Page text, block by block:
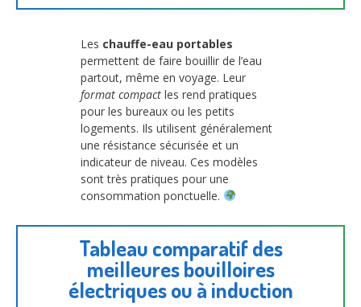
Les chauffe-eau portables
permettent de faire bouillir de l’eau
partout, même en voyage. Leur
format compact les rend pratiques
pour les bureaux ou les petits
logements. Ils utilisent généralement
une résistance sécurisée et un
indicateur de niveau. Ces modèles
sont très pratiques pour une
consommation ponctuelle.
Tableau comparatif des
meilleures bouilloires
électriques ou à induction